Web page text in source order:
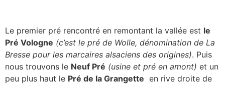
Le premier pré rencontré en remontant la vallée est le
Pré Vologne (c’est le pré de Wolle, dénomination de La
Bresse pour les marcaires alsaciens des origines). Puis
nous trouvons le Neuf Pré (usine et pré en amont) et un
peu plus haut le Pré de la Grangette en rive droite de